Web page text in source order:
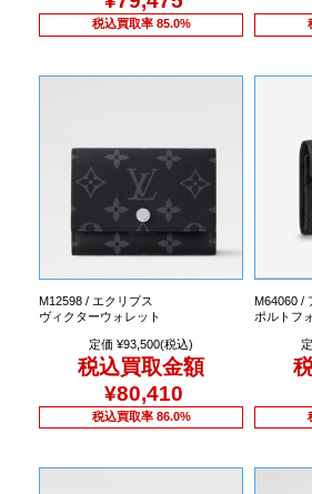
税込買取率 85.0%
M12598 / エクリプス
ヴィクターウォレット
定価 ¥93,500(税込)
税込買取金額
¥80,410
税込買取率 86.0%
M64060 /
ポルトフ